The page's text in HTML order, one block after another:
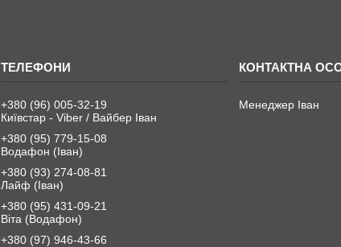
+380 (96) 005-32-19
Київстар - Viber / Вайбер Іван
+380 (95) 779-15-08
Водафон (Іван)
+380 (93) 274-08-81
Лайф (Іван)
+380 (95) 431-09-21
Віта (Водафон)
+380 (97) 946-43-66
Менеджер Іван